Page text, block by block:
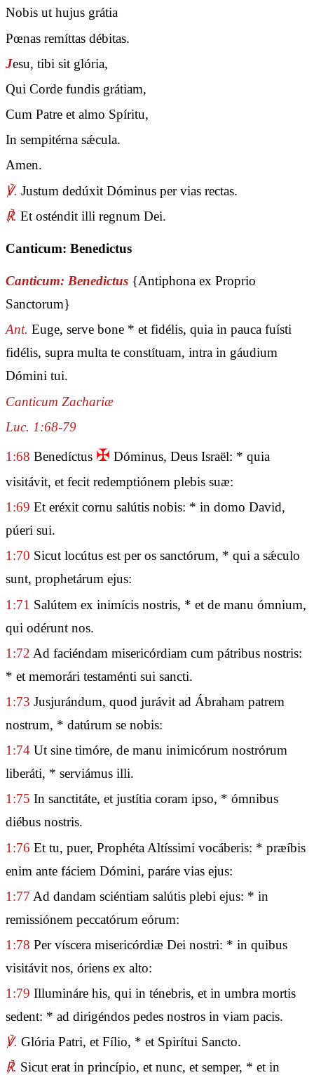
Nobis ut hujus grátia
Pœnas remíttas débitas.
Jesu, tibi sit glória,
Qui Corde fundis grátiam,
Cum Patre et almo Spíritu,
In sempitérna sǽcula.
Amen.
℣. Justum dedúxit Dóminus per vias rectas.
℟. Et osténdit illi regnum Dei.
Canticum: Benedictus
Canticum: Benedictus {Antiphona ex Proprio
Sanctorum}
Ant. Euge, serve bone * et fidélis, quia in pauca fuísti
fidélis, supra multa te constítuam, intra in gáudium
Dómini tui.
Canticum Zachariæ
Luc. 1:68-79
1:68 Benedíctus ✠ Dóminus, Deus Israël: * quia
visitávit, et fecit redemptiónem plebis suæ:
1:69 Et eréxit cornu salútis nobis: * in domo David,
púeri sui.
1:70 Sicut locútus est per os sanctórum, * qui a sǽculo
sunt, prophetárum ejus:
1:71 Salútem ex inimícis nostris, * et de manu ómnium,
qui odérunt nos.
1:72 Ad faciéndam misericórdiam cum pátribus nostris:
* et memorári testaménti sui sancti.
1:73 Jusjurándum, quod jurávit ad Ábraham patrem
nostrum, * datúrum se nobis:
1:74 Ut sine timóre, de manu inimicórum nostrórum
liberáti, * serviámus illi.
1:75 In sanctitáte, et justítia coram ipso, * ómnibus
diébus nostris.
1:76 Et tu, puer, Prophéta Altíssimi vocáberis: * præíbis
enim ante fáciem Dómini, paráre vias ejus:
1:77 Ad dandam sciéntiam salútis plebi ejus: * in
remissiónem peccatórum eórum:
1:78 Per víscera misericórdiæ Dei nostri: * in quibus
visitávit nos, óriens ex alto:
1:79 Illumináre his, qui in ténebris, et in umbra mortis
sedent: * ad dirigéndos pedes nostros in viam pacis.
℣. Glória Patri, et Fílio, * et Spirítui Sancto.
℟. Sicut erat in princípio, et nunc, et semper, * et in